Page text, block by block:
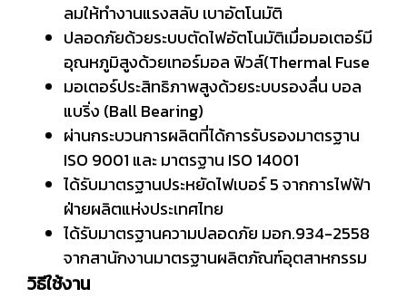
ลมให้ทำงานแรงสลับ เบาอัตโนมัติ
ปลอดภัยด้วยระบบตัดไฟอัตโนมัติเมื่อมอเตอร์มี
อุณหภูมิสูงด้วยเทอร์มอล ฟิวส์(Thermal Fuse
มอเตอร์ประสิทธิภาพสูงด้วยระบบรองลื่น บอล
แบริ่ง (Ball Bearing)
ผ่านกระบวนการผลิตที่ได้การรับรองมาตรฐาน
ISO 9001 และ มาตรฐาน ISO 14001
ได้รับมาตรฐานประหยัดไฟเบอร์ 5 จากการไฟฟ้า
ฝ่ายผลิตแห่งประเทศไทย
ได้รับมาตรฐานความปลอดภัย มอก.934-2558
จากสานักงานมาตรฐานผลิตภัณฑ์อุตสาหกรรม
วิธีใช้งาน